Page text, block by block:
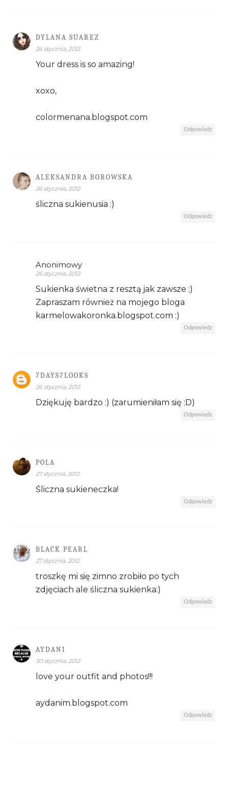
DYLANA SUAREZ
26 stycznia, 2012
Your dress is so amazing!
xoxo,
colormenana.blogspot.com
Odpowiedz
ALEKSANDRA BOROWSKA
26 stycznia, 2012
śliczna sukienusia :)
Odpowiedz
Anonimowy
26 stycznia, 2012
Sukienka świetna z resztą jak zawsze ;)
Zapraszam również na mojego bloga
karmelowakoronka.blogspot.com :)
Odpowiedz
7DAYS7LOOKS
26 stycznia, 2012
Dziękuję bardzo :) (zarumieniłam się :D)
Odpowiedz
POLA
27 stycznia, 2012
Śliczna sukieneczka!
Odpowiedz
BLACK PEARL
27 stycznia, 2012
troszkę mi się zimno zrobiło po tych
zdjęciach ale śliczna sukienka:)
Odpowiedz
AYDANI
30 stycznia, 2012
love your outfit and photos!!!
aydanim.blogspot.com
Odpowiedz